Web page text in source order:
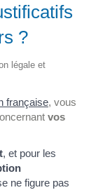
?
légale et
française, vous
vos
, et pour les
ne figure pas